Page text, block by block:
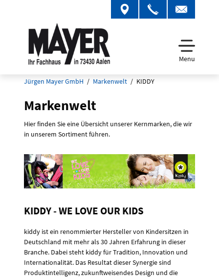
Menu
Jürgen Mayer GmbH Markenwelt KIDDY
Markenwelt
Hier finden Sie eine Übersicht unserer Kernmarken, die wir
in unserem Sortiment führen.
KIDDY - WE LOVE OUR KIDS
kiddy ist ein renommierter Hersteller von Kindersitzen in
Deutschland mit mehr als 30 Jahren Erfahrung in dieser
Branche. Dabei steht kiddy für Tradition, Innovation und
Internationalität. Das Resultat dieser Synergie sind
Produktintelligenz, zukunftweisendes Design und die